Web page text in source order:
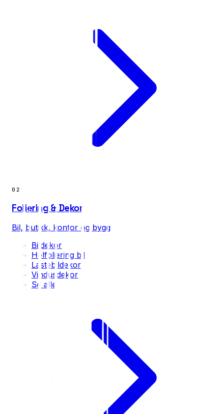
02
Foliering & Dekor
Bil, butikk, kontor og bygg
Bildekor
Helfoliering bil
Lastebildekor
Vindusdekor
Se alle